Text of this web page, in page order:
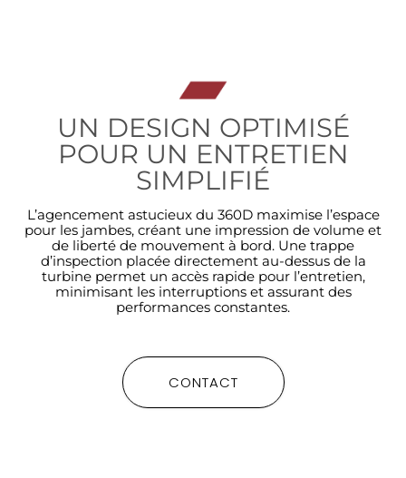
UN DESIGN OPTIMISÉ
POUR UN ENTRETIEN
SIMPLIFIÉ
L’agencement astucieux du 360D maximise l’espace
pour les jambes, créant une impression de volume et
de liberté de mouvement à bord. Une trappe
d’inspection placée directement au-dessus de la
turbine permet un accès rapide pour l’entretien,
minimisant les interruptions et assurant des
performances constantes.
CONTACT